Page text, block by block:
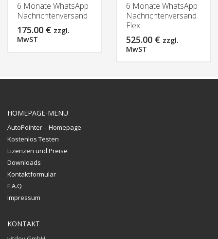
6 Monate WhatsApp
Nachrichtenversand
175.00 € zzgl.
MwST
6 Monate WhatsApp
Nachrichtenversand
Flex
525.00 € zzgl.
MwST
HOMEPAGE-MENU
AutoPointer – Homepage
Kostenlos Testen
Lizenzen und Preise
Downloads
Kontaktformular
F.A.Q
Impressum
KONTAKT